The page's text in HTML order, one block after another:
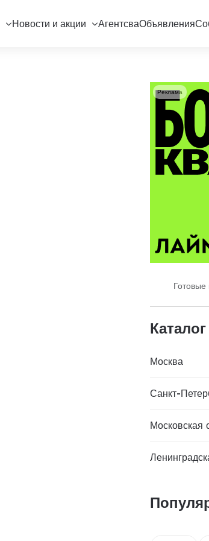
Новости и акции АгентсваОбъявления
Готовые
Реклама
Москва
Санкт-
Московская